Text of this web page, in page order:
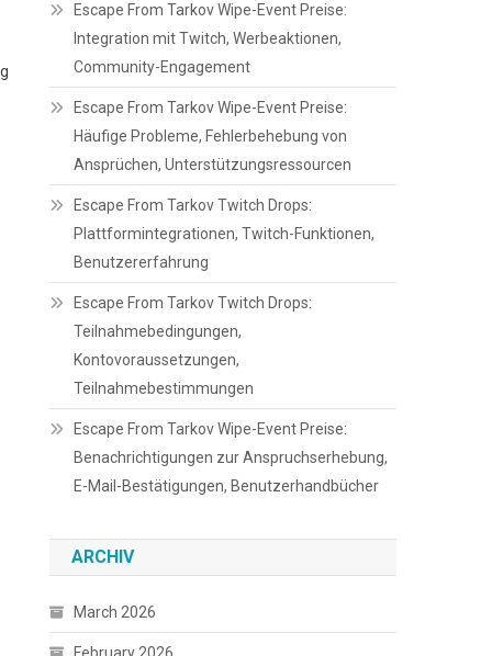
Escape From Tarkov Wipe-Event Preise:
Integration mit Twitch, Werbeaktionen,
Community-Engagement
Escape From Tarkov Wipe-Event Preise:
Häufige Probleme, Fehlerbehebung von
Ansprüchen, Unterstützungsressourcen
Escape From Tarkov Twitch Drops:
Plattformintegrationen, Twitch-Funktionen,
Benutzererfahrung
Escape From Tarkov Twitch Drops:
Teilnahmebedingungen,
Kontovoraussetzungen,
Teilnahmebestimmungen
Escape From Tarkov Wipe-Event Preise:
Benachrichtigungen zur Anspruchserhebung,
E-Mail-Bestätigungen, Benutzerhandbücher
ARCHIV
March 2026